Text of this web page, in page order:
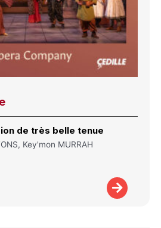
de très belle tenue
Key'mon MURRAH